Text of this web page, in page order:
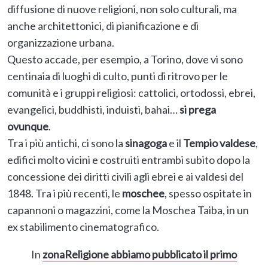
diffusione di nuove religioni, non solo culturali, ma
anche architettonici, di pianificazione e di
organizzazione urbana.
Questo accade, per esempio, a Torino, dove vi sono
centinaia di luoghi di culto, punti di ritrovo per le
comunità e i gruppi religiosi: cattolici, ortodossi, ebrei,
evangelici, buddhisti, induisti, bahai…si prega
ovunque.
Tra i più antichi, ci sono lasinagogae il Tempio valdese,
edifici molto vicini e costruiti entrambi subito dopo la
concessione dei diritti civili agli ebrei e ai valdesi del
1848. Tra i più recenti, le moschee, spesso ospitate in
capannoni o magazzini, come la Moschea Taiba, in un
ex stabilimento cinematografico.
InzonaReligione abbiamo pubblicato il primo